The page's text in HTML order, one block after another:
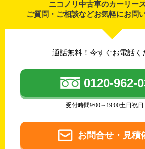
ニコノリ中古車のカーリー
ご質問・ご相談などお気軽にお問
通話無料！今すぐお電話く
0120-962-
受付時間9:00～19:00土日祝
お問合せ・見積